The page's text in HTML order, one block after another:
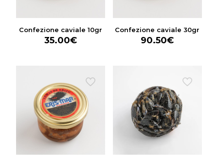
Confezione caviale 10gr
35.00€
Confezione caviale 30gr
90.50€